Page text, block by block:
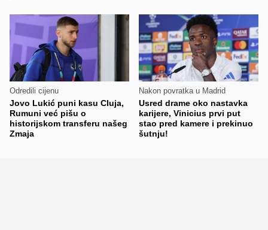
Odredili cijenu
Jovo Lukić puni kasu Cluja,
Rumuni već pišu o
historijskom transferu našeg
Zmaja
Nakon povratka u Madrid
Usred drame oko nastavka
karijere, Vinicius prvi put
stao pred kamere i prekinuo
šutnju!